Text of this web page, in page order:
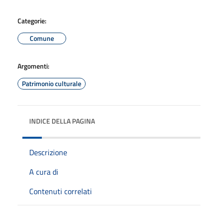
Categorie:
Comune
Argomenti:
Patrimonio culturale
INDICE DELLA PAGINA
Descrizione
A cura di
Contenuti correlati